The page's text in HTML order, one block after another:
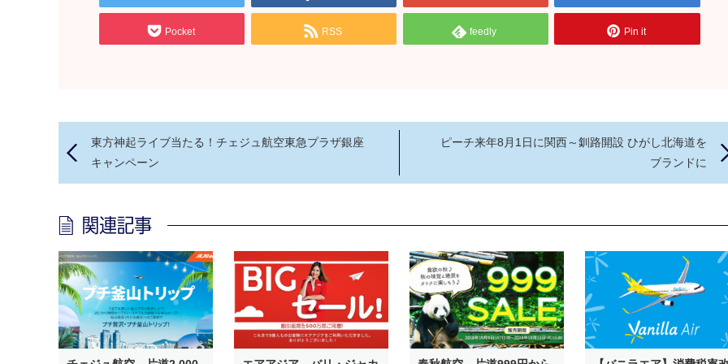
Pocket RSS feedly Pin it
東方神起ライブ当たる！チェジュ航空東急プラザ銀座
キャンペーン
ピーチ来年8月1日に関西～釧路開設 ひがし北海道を
ブランドに